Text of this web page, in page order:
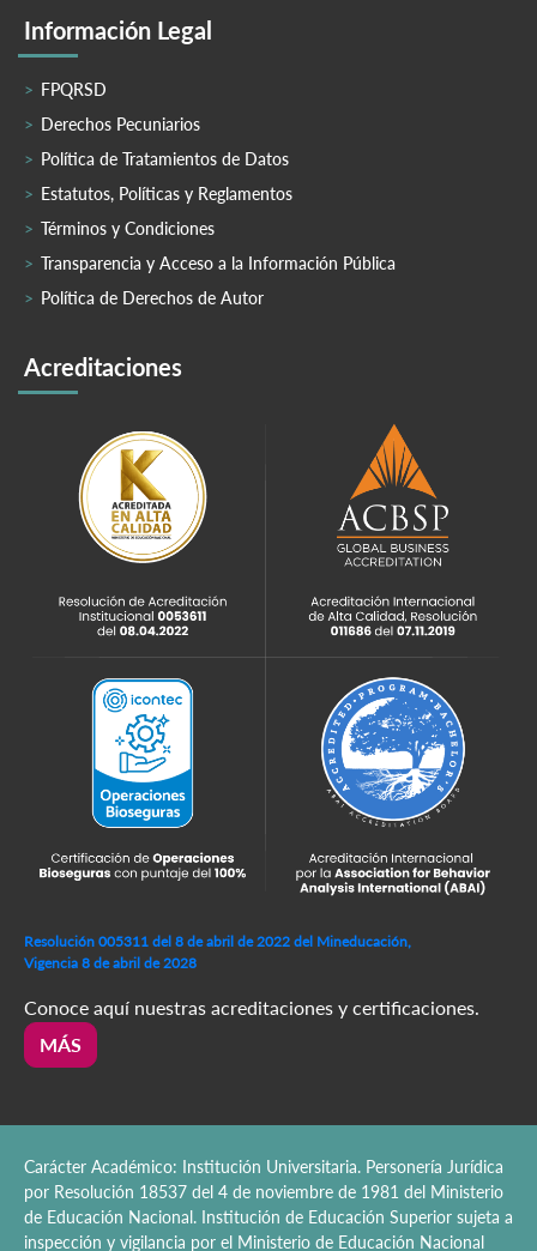
Información Legal
FPQRSD
Derechos Pecuniarios
Política de Tratamientos de Datos
Estatutos, Políticas y Reglamentos
Términos y Condiciones
Transparencia y Acceso a la Información Pública
Política de Derechos de Autor
Acreditaciones
Resolución 005311 del 8 de abril de 2022 del Mineducación,
Vigencia 8 de abril de 2028
Conoce aquí nuestras acreditaciones y certificaciones.
MÁS
Carácter Académico: Institución Universitaria. Personería Jurídica
por Resolución 18537 del 4 de noviembre de 1981 del Ministerio
de Educación Nacional. Institución de Educación Superior sujeta a
inspección y vigilancia por el Ministerio de Educación Nacional